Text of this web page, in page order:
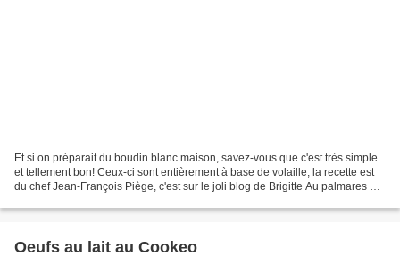
Et si on préparait du boudin blanc maison, savez-vous que c'est très simple
et tellement bon! Ceux-ci sont entièrement à base de volaille, la recette est
du chef Jean-François Piège, c'est sur le joli blog de Brigitte Au palmares de
Oeufs au lait au Cookeo